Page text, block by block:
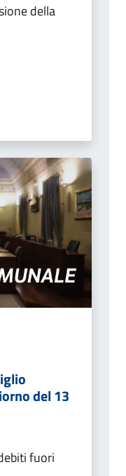
della
del 13
fuori